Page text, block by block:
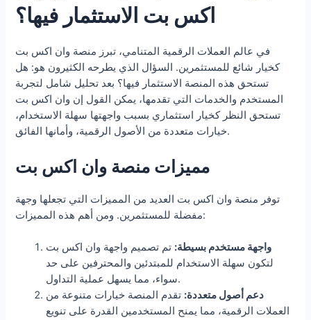
اكس بت الاستثمار فيها؟
في عالم العملات الرقمية المتنامي، تبرز منصة وان اكس بت
كخيار شائع للمستثمرين. السؤال الذي يطرحه الكثيرون هو: هل
تستحق هذه المنصة الاستثمار فيها؟ بعد تحليل شامل لتجربة
المستخدم والخدمات التي تقدمها، يمكن القول إن وان اكس بت
تستحق النظر كخيار استثماري بسبب واجهتها سهلة الاستخدام،
خيارات متعددة من الأصول الرقمية، وأمانها الفائق.
مميزات منصة وان اكس بت
توفر منصة وان اكس بت العديد من المميزات التي تجعلها وجهة
مفضلة للمستثمرين. ومن أهم هذه المميزات:
واجهة مستخدم بسيطة: تم تصميم واجهة وان اكس بت
لتكون سهلة الاستخدام للمبتدئين والمحترفين على حد
سواء، مما يسهل عملية التداول.
دعم أصول متعددة: تقدم المنصة خيارات متنوعة من
العملات الرقمية، مما يمنح المستخدمين القدرة على تنويع